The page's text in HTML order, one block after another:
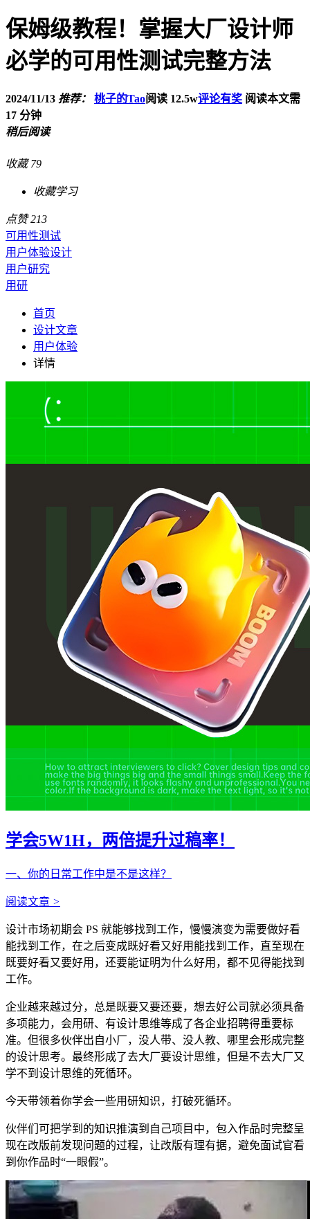
保姆级教程！掌握大厂设计师
必学的可用性测试完整方法
2024/11/13 推荐： 桃子的Tao阅读 12.5w评论有奖 阅读本文需
17 分钟
稍后阅读
收藏 79
干货满满
点赞 213
可用性测试
用户体验设计
用户研究
用研
首页
设计文章
用户体验
详情
学会5W1H，两倍提升过稿率！
一、你的日常工作中是不是这样？
阅读文章 >
设计市场初期会 PS 就能够找到工作，慢慢演变为需要做好看
能找到工作，在之后变成既好看又好用能找到工作，直至现在
既要好看又要好用，还要能证明为什么好用，都不见得能找到
工作。
企业越来越过分，总是既要又要还要，想去好公司就必须具备
多项能力，会用研、有设计思维等成了各企业招聘得重要标
准。但很多伙伴出自小厂，没人带、没人教、哪里会形成完整
的设计思考。最终形成了去大厂要设计思维，但是不去大厂又
学不到设计思维的死循环。
今天带领着你学会一些用研知识，打破死循环。
伙伴们可把学到的知识推演到自己项目中，包入作品时完整呈
现在改版前发现问题的过程，让改版有理有据，避免面试官看
到你作品时“一眼假”。